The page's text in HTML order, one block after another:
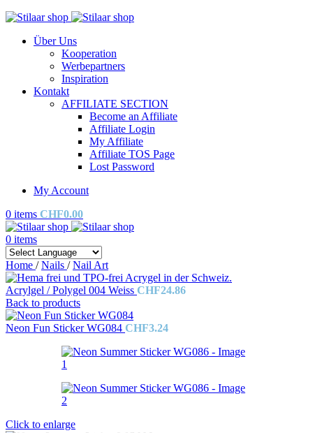
Über Uns
Kooperation
Werbepartners
Inspiration
Kontakt
AFFILIATE SECTION
Become an Affiliate
Affiliate Login
My Affiliate
Affiliate TOS Page
Lost Password
My Account
0 items CHF0.00
0 items
Home / Nails / Nail Art
Acrylgel / Polygel 004 Weiss CHF24.86
Back to products
Neon Fun Sticker WG084 CHF3.24
Click to enlarge